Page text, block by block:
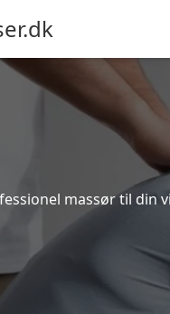
massør til din